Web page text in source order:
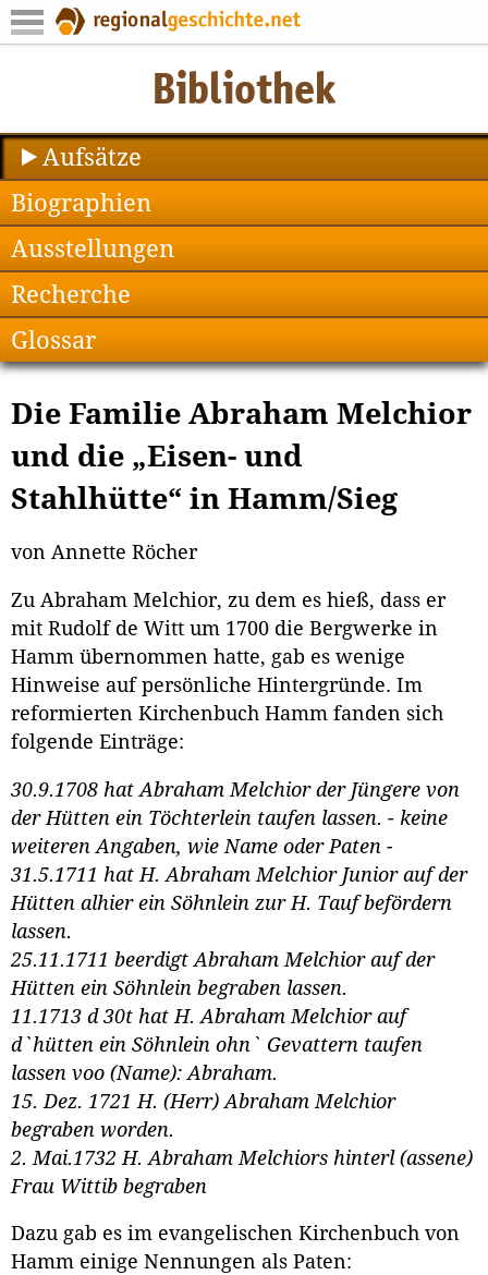
Aufsätze
Biographien
Ausstellungen
Recherche
Glossar
Die Familie Abraham Melchior
und die „Eisen- und
Stahlhütte“ in Hamm/Sieg
von Annette Röcher
Zu Abraham Melchior, zu dem es hieß, dass er
mit Rudolf de Witt um 1700 die Bergwerke in
Hamm übernommen hatte, gab es wenige
Hinweise auf persönliche Hintergründe. Im
reformierten Kirchenbuch Hamm fanden sich
folgende Einträge:
30.9.1708 hat Abraham Melchior der Jüngere von
der Hütten ein Töchterlein taufen lassen. - keine
weiteren Angaben, wie Name oder Paten -
31.5.1711 hat H. Abraham Melchior Junior auf der
Hütten alhier ein Söhnlein zur H. Tauf befördern
lassen.
25.11.1711 beerdigt Abraham Melchior auf der
Hütten ein Söhnlein begraben lassen.
11.1713 d 30t hat H. Abraham Melchior auf
d`hütten ein Söhnlein ohn` Gevattern taufen
lassen voo (Name): Abraham.
15. Dez. 1721 H. (Herr) Abraham Melchior
begraben worden.
2. Mai.1732 H. Abraham Melchiors hinterl (assene)
Frau Wittib begraben
Dazu gab es im evangelischen Kirchenbuch von
Hamm einige Nennungen als Paten: